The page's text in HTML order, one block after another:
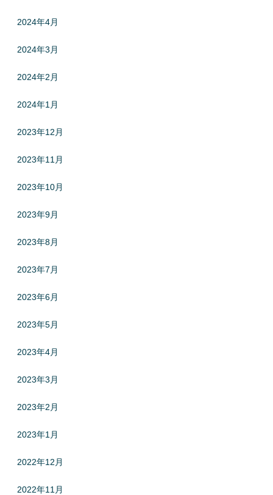
2024年4月
2024年3月
2024年2月
2024年1月
2023年12月
2023年11月
2023年10月
2023年9月
2023年8月
2023年7月
2023年6月
2023年5月
2023年4月
2023年3月
2023年2月
2023年1月
2022年12月
2022年11月